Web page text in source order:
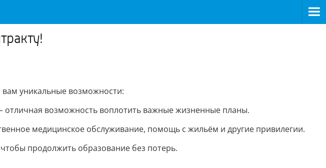
уникальные возможности:
возможность воплотить важные жизненные планы.
медицинское обслуживание, помощь с жильём и другие привилегии.
продолжить образование без потерь.